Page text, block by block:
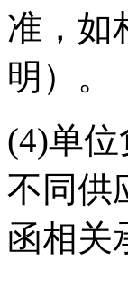
准，如
明）。
(4)单
不同供
函相关